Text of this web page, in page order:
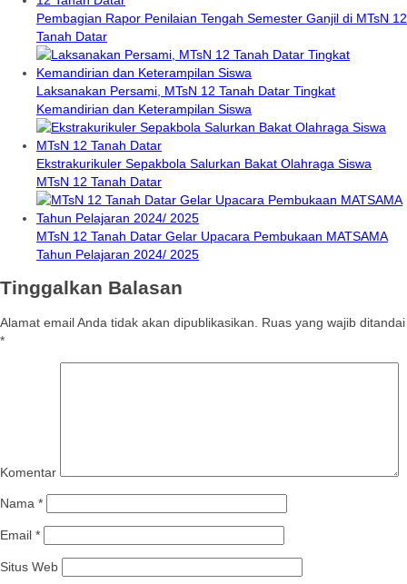
Pembagian Rapor Penilaian Tengah Semester Ganjil di MTsN 12
Tanah Datar
Laksanakan Persami, MTsN 12 Tanah Datar Tingkat
Kemandirian dan Keterampilan Siswa
Ekstrakurikuler Sepakbola Salurkan Bakat Olahraga Siswa
MTsN 12 Tanah Datar
MTsN 12 Tanah Datar Gelar Upacara Pembukaan MATSAMA
Tahun Pelajaran 2024/ 2025
Tinggalkan Balasan
Alamat email Anda tidak akan dipublikasikan. Ruas yang wajib ditandai
*
Komentar
Nama *
Email *
Situs Web